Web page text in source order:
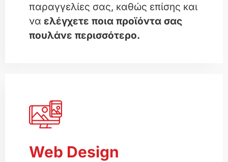
παραγγελίες σας, καθώς επίσης και
να ελέγχετε ποια προϊόντα σας
πουλάνε περισσότερο.
Web Design